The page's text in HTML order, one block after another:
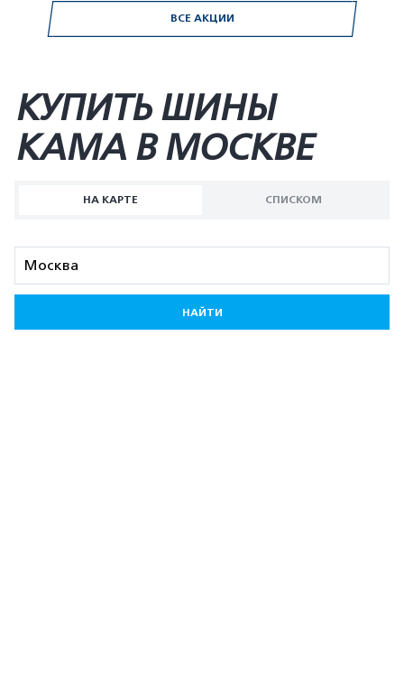
ВСЕ АКЦИИ
КУПИТЬ ШИНЫ
KAMA В МОСКВЕ
НА КАРТЕ СПИСКОМ
НАЙТИ